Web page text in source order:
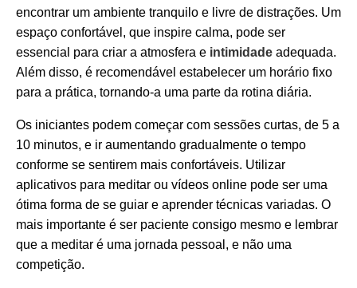
encontrar um ambiente tranquilo e livre de distrações. Um
espaço confortável, que inspire calma, pode ser
essencial para criar a atmosfera e intimidade adequada.
Além disso, é recomendável estabelecer um horário fixo
para a prática, tornando-a uma parte da rotina diária.
Os iniciantes podem começar com sessões curtas, de 5 a
10 minutos, e ir aumentando gradualmente o tempo
conforme se sentirem mais confortáveis. Utilizar
aplicativos para meditar ou vídeos online pode ser uma
ótima forma de se guiar e aprender técnicas variadas. O
mais importante é ser paciente consigo mesmo e lembrar
que a meditar é uma jornada pessoal, e não uma
competição.